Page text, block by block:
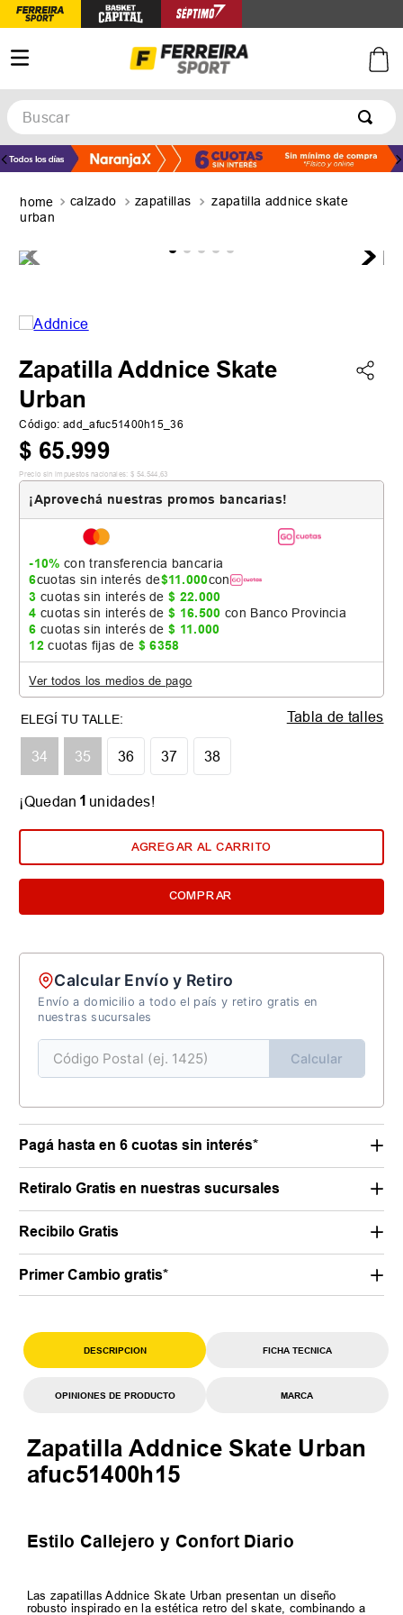
Buscar
calzado zapatillas
zapatilla addnice skate
urban
Zapatilla Addnice Skate
Urban
Código: add_afuc51400h15_36
$ 65.999
Precio sin impuestos nacionales: $ 54.544 ,63
¡Aprovechá nuestras promos bancarias!
-10% con transferencia bancaria
6cuotas sin interés de$11.000con
3 cuotas sin interés de$ 22.000
4 cuotas sin interés de$ 16.500 con Banco Provincia
6 cuotas sin interés de$ 11.000
12 cuotas fijas de $ 6358
Ver todos los medios de pago
34 35 36 37 38
Tabla de talles
¡Quedan 1 unidades!
AGREGAR AL CARRITO
COMPRAR
Calcular Envío y Retiro
Envío a domicilio a todo el país y retiro gratis en
nuestras sucursales
Calcular
Pagá hasta en 6 cuotas sin interés*
Retiralo Gratis en nuestras sucursales
Recibilo Gratis
Primer Cambio gratis*
DESCRIPCION FICHA TECNICA
OPINIONES DE PRODUCTO MARCA
Zapatilla Addnice Skate Urban
afuc51400h15
Estilo Callejero y Confort Diario
Las zapatillas Addnice Skate Urban presentan un diseño
robusto inspirado en la estética retro del skate, combinando a
TÉRMINOS MÁS BUSCADOS
2.
zapatillas